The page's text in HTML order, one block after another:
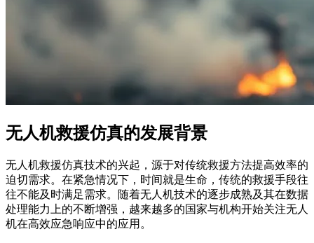
无人机救援仿真的发展背景
无人机救援仿真技术的兴起，源于对传统救援方法提高效率的
迫切需求。在紧急情况下，时间就是生命，传统的救援手段往
往不能及时满足需求。随着无人机技术的逐步成熟及其在数据
处理能力上的不断增强，越来越多的国家与机构开始关注无人
机在高效应急响应中的应用。